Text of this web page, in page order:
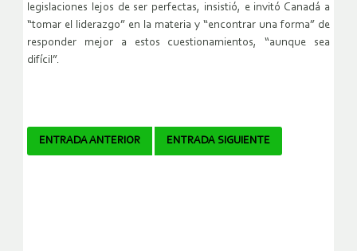
legislaciones lejos de ser perfectas, insistió, e invitó Canadá a
“tomar el liderazgo” en la materia y “encontrar una forma” de
responder mejor a estos cuestionamientos, “aunque sea
difícil”.
Navegador
ENTRADA ANTERIOR ENTRADA SIGUIENTE